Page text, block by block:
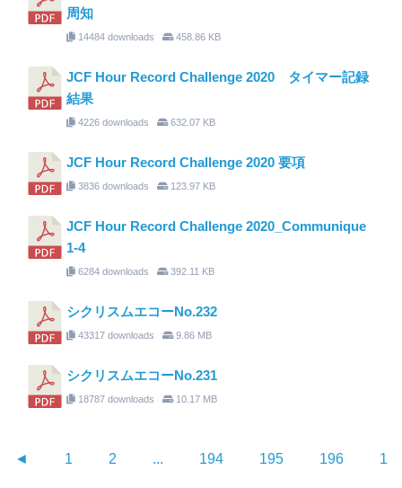
周知
14484 downloads 458.86 KB
JCF Hour Record Challenge 2020 タイマー記録
結果
4226 downloads 632.07 KB
JCF Hour Record Challenge 2020 要項
3836 downloads 123.97 KB
JCF Hour Record Challenge 2020_Communique
1-4
6284 downloads 392.11 KB
シクリスムエコーNo.232
43317 downloads 9.86 MB
シクリスムエコーNo.231
18787 downloads 10.17 MB
◄ 1 2 ... 194 195 196